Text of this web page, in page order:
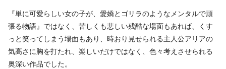
『単に可愛らしい女の子が、愛嬌とゴリラのようなメンタルで頑
張る物語』ではなく、苦しくも悲しい残酷な場面もあれば、くす
っと笑ってしまう場面もあり、時おり見せられる主人公アリアの
気高さに胸を打たれ、楽しいだけではなく、色々考えさせられる
奥深い作品でした。